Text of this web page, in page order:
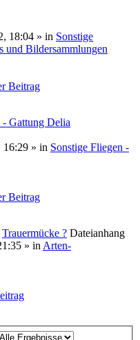
18:04 » in Sonstige
und Bildersammlungen
Beitrag
Gattung Delia
16:29 » in Sonstige Fliegen -
Beitrag
Trauermücke ? Dateianhang
» in Arten-